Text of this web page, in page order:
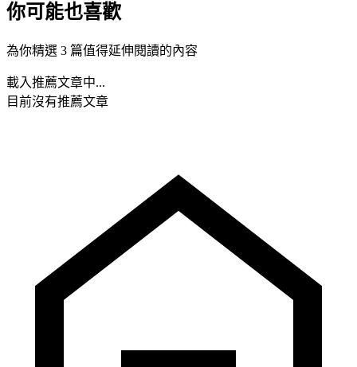
你可能也喜歡
為你精選 3 篇值得延伸閱讀的內容
載入推薦文章中...
目前沒有推薦文章